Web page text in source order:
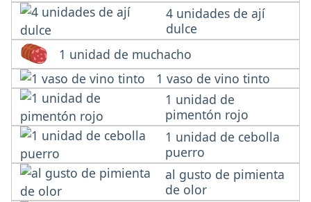
4 unidades de ají
dulce
1 unidad de muchacho
1 vaso de vino tinto
1 unidad de
pimentón rojo
1 unidad de cebolla
puerro
al gusto de pimienta
de olor